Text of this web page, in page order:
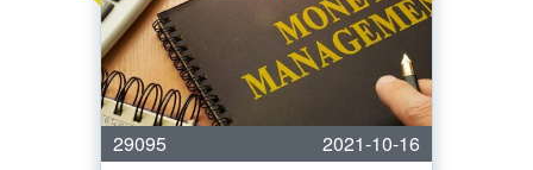
29095
2021-10-16